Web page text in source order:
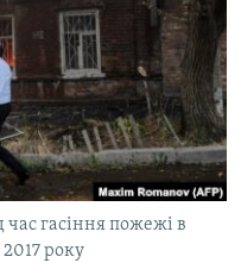
гасіння пожежі в
2017 року